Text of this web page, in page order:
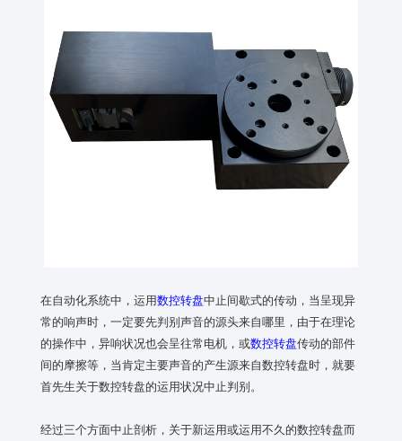
在自动化系统中，运用数控转盘中止间歇式的传动，当呈现异
常的响声时，一定要先判别声音的源头来自哪里，由于在理论
的操作中，异响状况也会呈往常电机，或数控转盘传动的部件
间的摩擦等，当肯定主要声音的产生源来自数控转盘时，就要
首先生关于数控转盘的运用状况中止判别。
经过三个方面中止剖析，关于新运用或运用不久的数控转盘而